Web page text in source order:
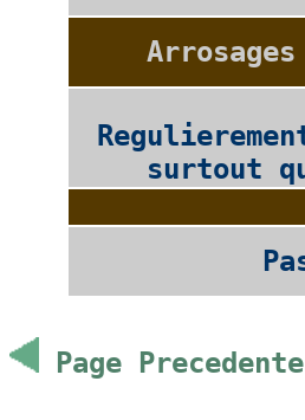
surtout
Page Precedente